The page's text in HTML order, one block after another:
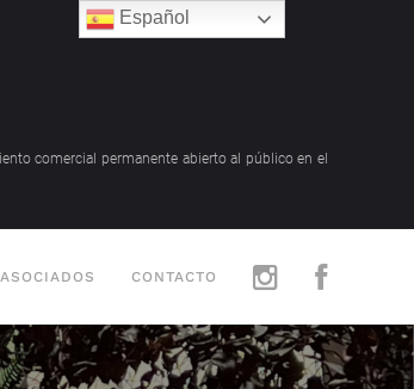
comercial permanente abierto al público en el
CONTACTO
Español